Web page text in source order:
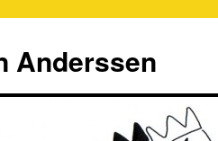
Anderssen